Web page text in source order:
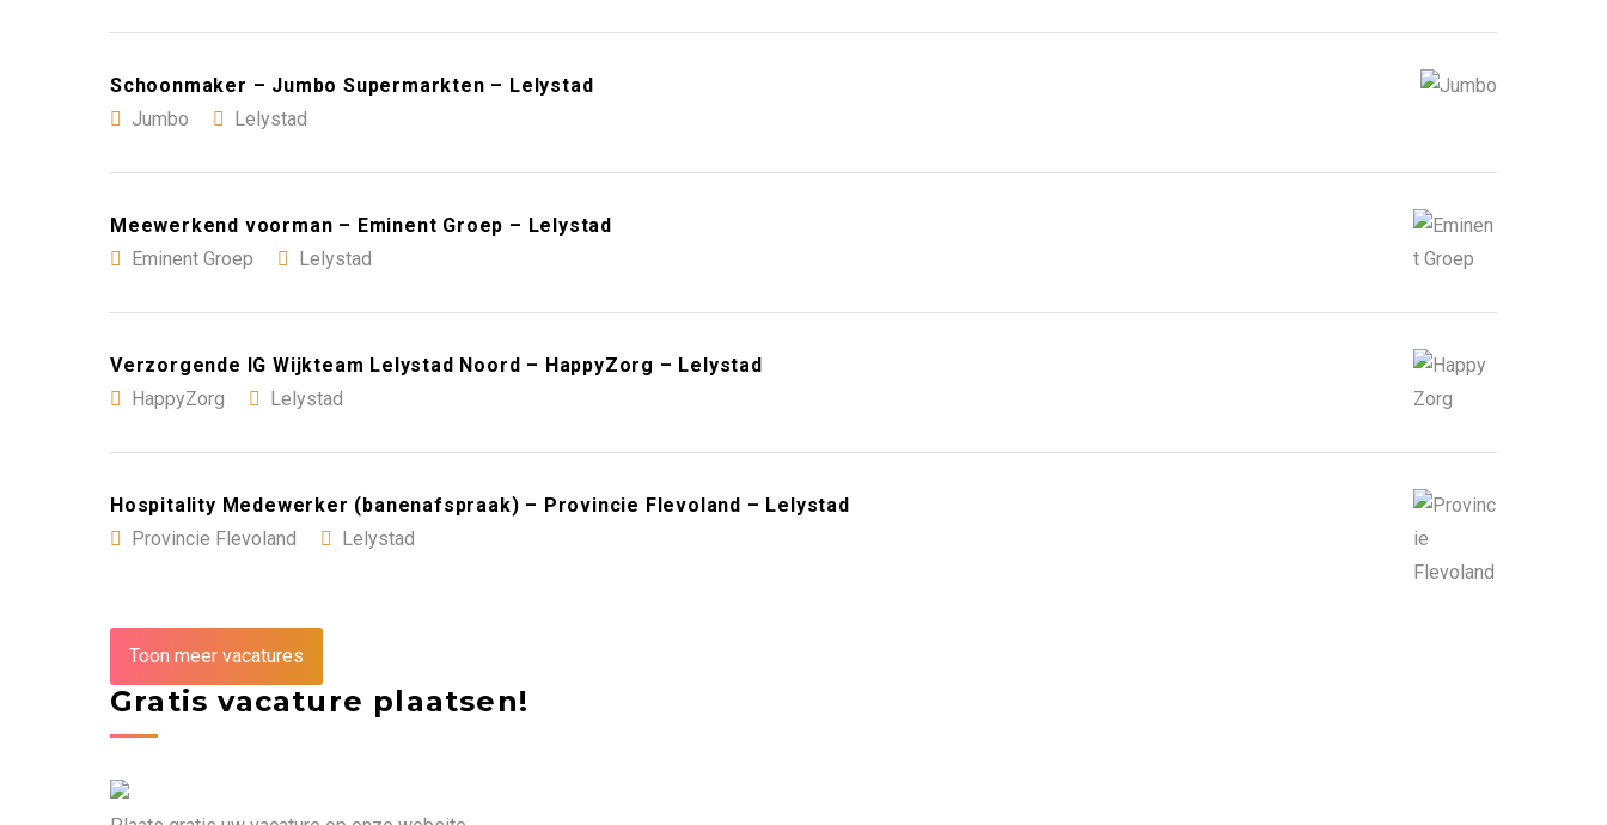
Schoonmaker – Jumbo Supermarkten – Lelystad
Jumbo
Lelystad
Meewerkend voorman – Eminent Groep – Lelystad
Eminent Groep
Lelystad
Verzorgende IG Wijkteam Lelystad Noord – HappyZorg – Lelystad
HappyZorg
Lelystad
Hospitality Medewerker (banenafspraak) – Provincie Flevoland – Lelystad
Provincie Flevoland
Lelystad
Toon meer vacatures
Gratis vacature plaatsen!